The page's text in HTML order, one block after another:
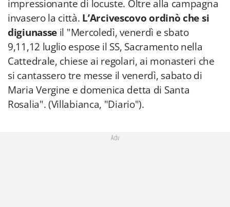
impressionante di locuste. Oltre alla campagna
invasero la città. L’Arcivescovo ordinò che si
digiunasse il "Mercoledì, venerdì e sbato
9,11,12 luglio espose il SS, Sacramento nella
Cattedrale, chiese ai regolari, ai monasteri che
si cantassero tre messe il venerdì, sabato di
Maria Vergine e domenica detta di Santa
Rosalia". (Villabianca, "Diario").
Adv